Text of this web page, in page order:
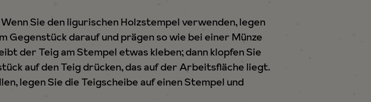
Sie den ligurischen Holzstempel verwenden, legen
Gegenstück darauf und prägen so wie bei einer Münze
der Teig am Stempel etwas kleben; dann klopfen Sie
auf den Teig drücken, das auf der Arbeitsfläche liegt.
legen Sie die Teigscheibe auf einen Stempel und